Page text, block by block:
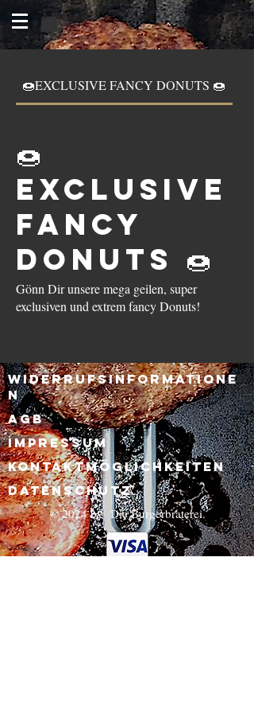
🍩EXCLUSIVE FANCY DONUTS 🍩
🍩
EXCLUSIVE
FANCY
DONUTS 🍩
Gönn Dir unsere mega geilen, super
exclusiven und extrem fancy Donuts!
Widerrufsinformatione
n
AGB
Impressum
Kontaktmöglichkeiten
Datenschutz
© 2024 by Die Burgerbraterei.